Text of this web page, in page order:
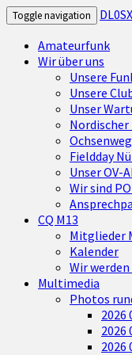
Toggle navigation
Amateurfunk
Wir über uns
Unsere
Unsere
Unser
Fieldday
Unser OV-
Wir sind
CQ M13
Mitglieder
Kalender
Wir
Multimedia
Photos
2026
2026